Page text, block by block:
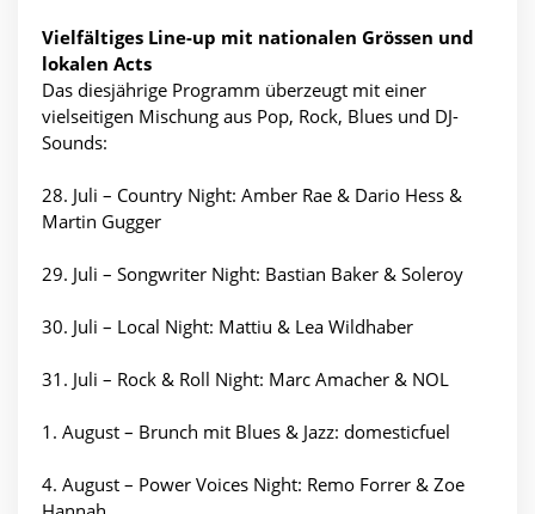
Vielfältiges Line-up mit nationalen Grössen und
lokalen Acts
Das diesjährige Programm überzeugt mit einer
vielseitigen Mischung aus Pop, Rock, Blues und DJ-
Sounds:
28. Juli – Country Night: Amber Rae & Dario Hess &
Martin Gugger
29. Juli – Songwriter Night: Bastian Baker & Soleroy
30. Juli – Local Night: Mattiu & Lea Wildhaber
31. Juli – Rock & Roll Night: Marc Amacher & NOL
1. August – Brunch mit Blues & Jazz: domesticfuel
4. August – Power Voices Night: Remo Forrer & Zoe